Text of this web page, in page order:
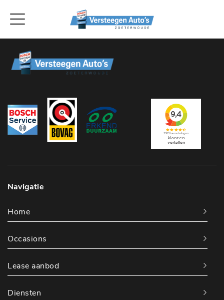
Navigatie
Home
Occasions
Lease aanbod
Diensten